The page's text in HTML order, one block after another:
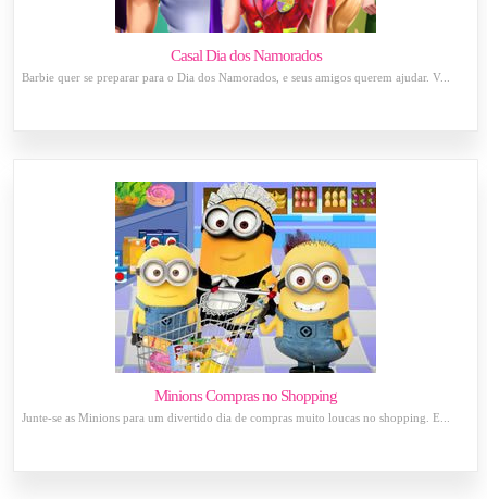
Casal Dia dos Namorados
Barbie quer se preparar para o Dia dos Namorados, e seus amigos querem ajudar. V...
Minions Compras no Shopping
Junte-se as Minions para um divertido dia de compras muito loucas no shopping. E...